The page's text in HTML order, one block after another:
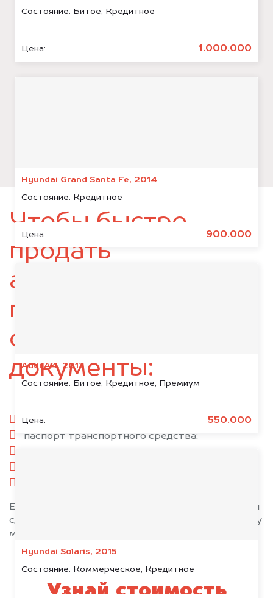
Состояние: Битое, Кредитное
Цена: 1.000.000
Hyundai Grand Santa Fe, 2014
Состояние: Кредитное
Цена: 900.000
Audi A4, 2013
Состояние: Битое, Кредитное, Премиум
Цена: 550.000
Hyundai Solaris, 2015
Состояние: Коммерческое, Кредитное
Чтобы быстро
продать
автомобиль,
подготовьте
следующие
документы:
паспорт гражданина РФ;
паспорт транспортного средства;
Если у вас нет всех документов, то наши юристы
сделают всё возможное, чтобы оформить сделку
максимально быстро!
Узнай стоимость